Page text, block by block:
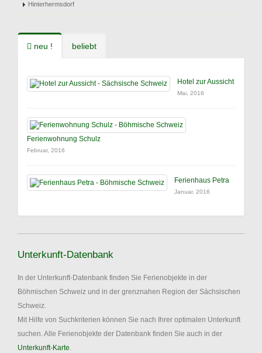
Hinterhermsdorf
neu ! beliebt
Hotel zur Aussicht
Mai, 2016
Ferienwohnung Schulz
Februar, 2016
Ferienhaus Petra
Januar, 2016
Unterkunft-Datenbank
In der Unterkunft-Datenbank finden Sie Ferienobjekte in der
Böhmischen Schweiz und in der grenznahen Region der Sächsischen
Schweiz.
Mit Hilfe von Suchkriterien können Sie nach Ihrer optimalen Unterkunft
suchen. Alle Ferienobjekte der Datenbank finden Sie auch in der
Unterkunft-Karte.